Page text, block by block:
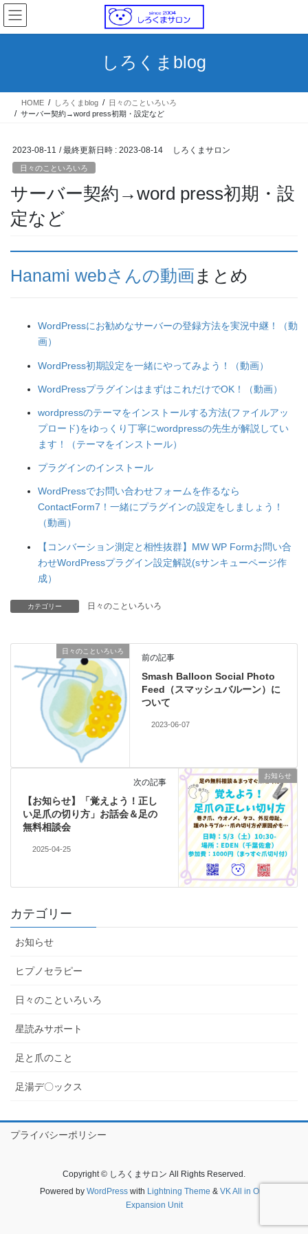
コ
ン
テ
ス
ナ
ビ
ゲ
ン
しろくまblog
HOME しろくまblog
日々のこといろいろ
サーバー契約→word press初期・設定など
2023-08-11 / 最終更新日時 : 2023-08-14 しろくまサロン
日々のこといろいろ
サーバー契約→word press初期・設
定など
Hanami webさんの動画 まとめ
WordPressにお勧めなサーバーの登録方法を実況中継！（動
画）
WordPress初期設定を一緒にやってみよう！（動画）
WordPressプラグインはまずはこれだけでOK！（動画）
wordpressのテーマをインストールする方法(ファイルアッ
プロード)をゆっくり丁寧にwordpressの先生が解説してい
ます！（テーマをインストール）
プラグインのインストール
WordPressでお問い合わせフォームを作るなら
ContactForm7！一緒にプラグインの設定をしましょう！
（動画）
【コンバーション測定と相性抜群】MW WP Formお問い合
わせWordPressプラグイン設定解説(sサンキューページ作
成）
カテゴリー 日々のこといろいろ
日々のこといろいろ
前の記事
Smash Balloon Social Photo
Feed（スマッシュバルーン）に
ついて
2023-06-07
お知らせ
次の記事
【お知らせ】「覚えよう！正し
い足爪の切り方」お話会＆足の
無料相談会
2025-04-25
カテゴリー
お知らせ
ヒプノセラピー
日々のこといろいろ
星読みサポート
足と爪のこと
足湯デ〇ックス
プライバシーポリシー
Copyright © しろくまサロン All Rights Reserved.
Powered by WordPresswith Lightning Theme & VK All in One
Expansion Unit